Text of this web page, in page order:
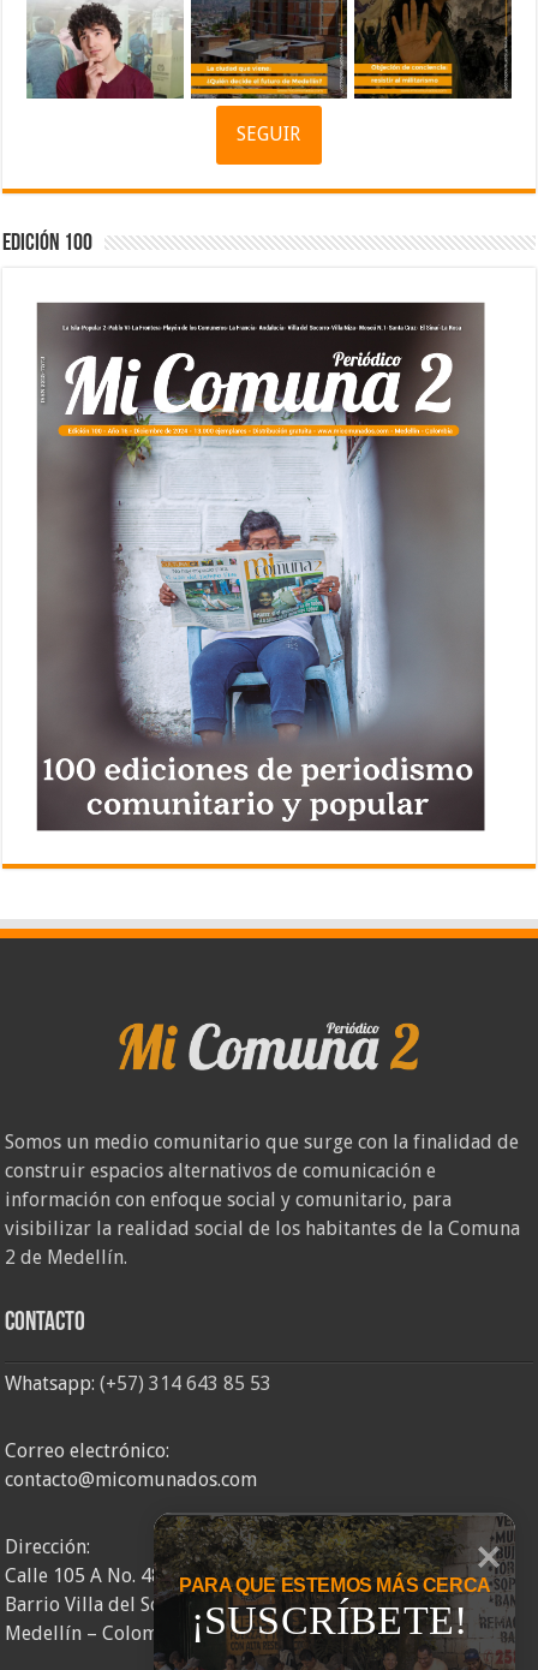
SEGUIR
Edición 100
Somos un medio comunitario que surge con la finalidad de
construir espacios alternativos de comunicación e
información con enfoque social y comunitario, para
visibilizar la realidad social de los habitantes de la Comuna
2 de Medellín.
Contacto
Whatsapp:(+57) 314 643 85 53
Correo electrónico:
contacto@micomunados.com
Dirección:
Calle 105 A No. 48AA – 58
Barrio Villa del Socorro
Medellín – Colombia
PARA QUE ESTEMOS MÁS CERCA
¡SUSCRÍBETE!